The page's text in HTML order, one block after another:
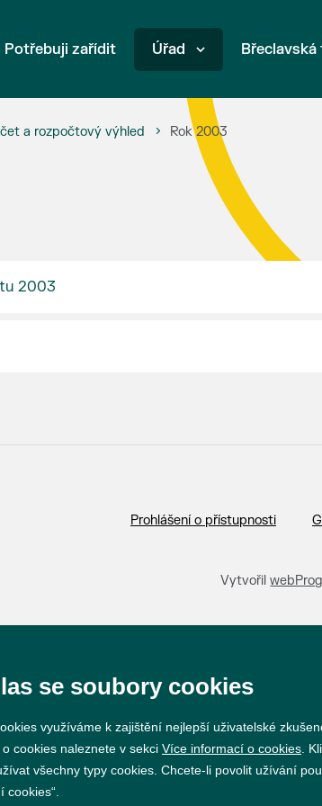
Potřebuji zařídit Úřad Břeclavská
a rozpočtový výhled Rok 2003
2003
Prohlášení o přístupnosti
Vytvořil
se soubory cookies
využíváme k zajištění nejlepší uživatelské
cookies naleznete v sekci Více informací o cookies .
všechny typy cookies. Chcete-li povolit užívání
cookies“.